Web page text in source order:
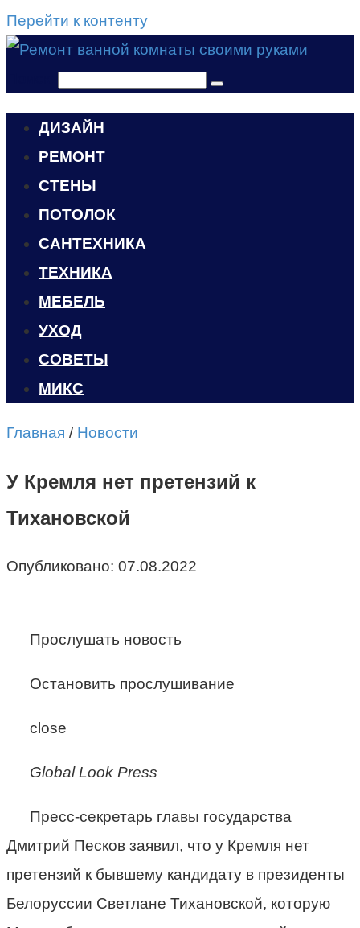
Перейти к контенту
ДИЗАЙН
РЕМОНТ
СТЕНЫ
ПОТОЛОК
САНТЕХНИКА
ТЕХНИКА
МЕБЕЛЬ
УХОД
CОВЕТЫ
МИКС
Главная / Новости
У Кремля нет претензий к
Тихановской
Опубликовано: 07.08.2022
Прослушать новость
Остановить прослушивание
close
Global Look Press
Пресс-секретарь главы государства
Дмитрий Песков заявил, что у Кремля нет
претензий к бывшему кандидату в президенты
Белоруссии Светлане Тихановской, которую